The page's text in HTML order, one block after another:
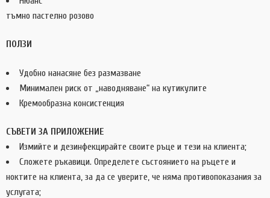
тъмно пастелно розово
ПОЛЗИ
Удобно нанасяне без размазване
Минимален риск от „наводняване“ на кутикулите
Кремообразна консистенция
СЪВЕТИ ЗА ПРИЛОЖЕНИЕ
Измийте и дезинфекцирайте своите ръце и тези на клиента;
Сложете ръкавици. Определете състоянието на ръцете и
ноктите на клиента, за да се уверите, че няма противопоказания за
услугата;